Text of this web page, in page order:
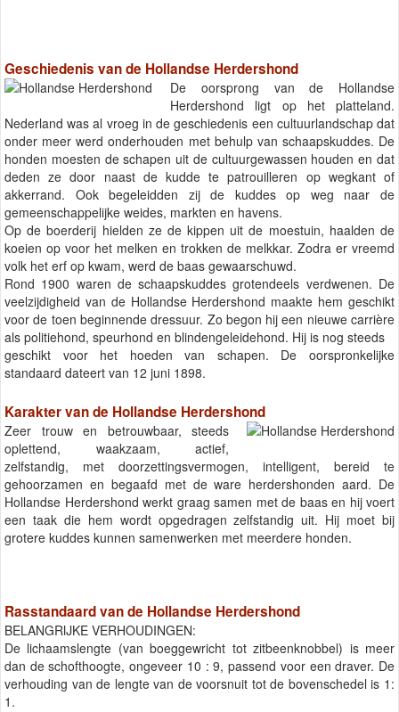
Geschiedenis van de Hollandse Herdershond
De oorsprong van de Hollandse
Herdershond ligt op het platteland.
Nederland was al vroeg in de geschiedenis een cultuurlandschap dat
onder meer werd onderhouden met behulp van schaapskuddes. De
honden moesten de schapen uit de cultuurgewassen houden en dat
deden ze door naast de kudde te patrouilleren op wegkant of
akkerrand. Ook begeleidden zij de kuddes op weg naar de
gemeenschappelijke weides, markten en havens.
Op de boerderij hielden ze de kippen uit de moestuin, haalden de
koeien op voor het melken en trokken de melkkar. Zodra er vreemd
volk het erf op kwam, werd de baas gewaarschuwd.
Rond 1900 waren de schaapskuddes grotendeels verdwenen. De
veelzijdigheid van de Hollandse Herdershond maakte hem geschikt
voor de toen beginnende dressuur. Zo begon hij een nieuwe carrière
als politiehond, speurhond en blindengeleidehond. Hij is nog steeds
geschikt voor het hoeden van schapen. De oorspronkelijke
standaard dateert van 12 juni 1898.
Karakter van de Hollandse Herdershond
Zeer trouw en betrouwbaar, steeds
oplettend, waakzaam, actief,
zelfstandig, met doorzettingsvermogen, intelligent, bereid te
gehoorzamen en begaafd met de ware herdershonden aard. De
Hollandse Herdershond werkt graag samen met de baas en hij voert
een taak die hem wordt opgedragen zelfstandig uit. Hij moet bij
grotere kuddes kunnen samenwerken met meerdere honden.
Rasstandaard van de Hollandse Herdershond
BELANGRIJKE VERHOUDINGEN:
De lichaamslengte (van boeggewricht tot zitbeenknobbel) is meer
dan de schofthoogte, ongeveer 10 : 9, passend voor een draver. De
verhouding van de lengte van de voorsnuit tot de bovenschedel is 1:
1.